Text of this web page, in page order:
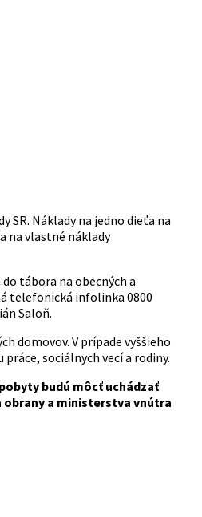
SR. Náklady na jedno dieťa na
na vlastné náklady
tábora na obecných a
telefonická infolinka 0800
Saloň.
domovov. V prípade vyššieho
sociálnych vecí a rodiny.
budú môcť uchádzať
obrany a ministerstva vnútra